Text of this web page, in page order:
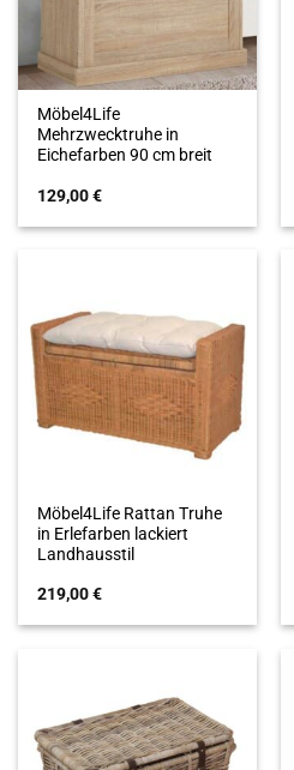
Möbel4Life
Mehrzwecktruhe in
Eichefarben 90 cm breit
129,00€
Möbel4Life Rattan Truhe
in Erlefarben lackiert
Landhausstil
219,00€